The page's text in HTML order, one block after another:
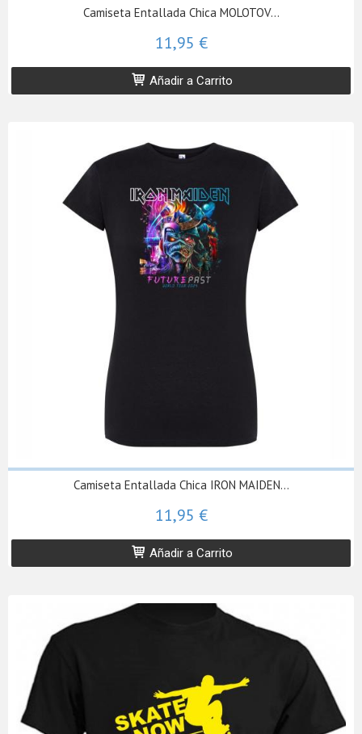
Camiseta Entallada Chica MOLOTOV...
11,95 €
Añadir a Carrito
Camiseta Entallada Chica IRON MAIDEN...
11,95 €
Añadir a Carrito